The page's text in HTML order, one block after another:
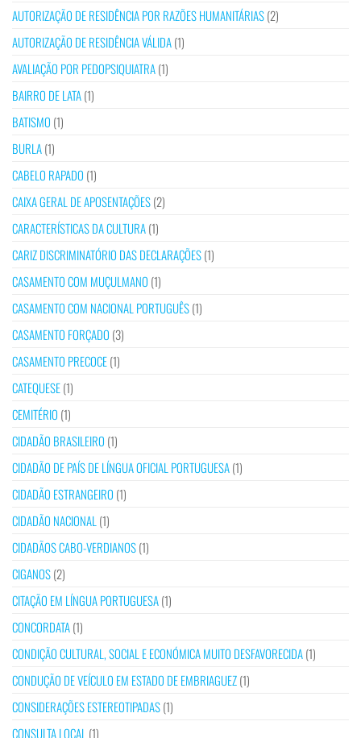
AUTORIZAÇÃO DE RESIDÊNCIA POR RAZÕES HUMANITÁRIAS(2)
AUTORIZAÇÃO DE RESIDÊNCIA VÁLIDA(1)
AVALIAÇÃO POR PEDOPSIQUIATRA(1)
BAIRRO DE LATA(1)
BATISMO (1)
BURLA(1)
CABELO RAPADO (1)
CAIXA GERAL DE APOSENTAÇÕES(2)
CARACTERÍSTICAS DA CULTURA(1)
CARIZ DISCRIMINATÓRIO DAS DECLARAÇÕES(1)
CASAMENTO COM MUÇULMANO (1)
CASAMENTO COM NACIONAL PORTUGUÊS(1)
CASAMENTO FORÇADO (3)
CASAMENTO PRECOCE(1)
CATEQUESE(1)
CEMITÉRIO (1)
CIDADÃO BRASILEIRO (1)
CIDADÃO DE PAÍS DE LÍNGUA OFICIAL PORTUGUESA(1)
CIDADÃO ESTRANGEIRO (1)
CIDADÃO NACIONAL (1)
CIDADÃOS CABO-VERDIANOS(1)
CIGANOS(2)
CITAÇÃO EM LÍNGUA PORTUGUESA(1)
CONCORDATA(1)
CONDIÇÃO CULTURAL, SOCIAL E ECONÓMICA MUITO DESFAVORECIDA(1)
CONDUÇÃO DE VEÍCULO EM ESTADO DE EMBRIAGUEZ(1)
CONSIDERAÇÕES ESTEREOTIPADAS(1)
CONSULTA LOCAL (1)